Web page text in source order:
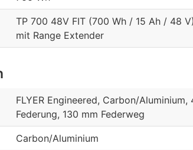
TP 700 48V FIT (700 Wh / 15 Ah / 48
mit Range Extender
FLYER Engineered, Carbon/Aluminium,
Federung, 130 mm Federweg
Carbon/Aluminium